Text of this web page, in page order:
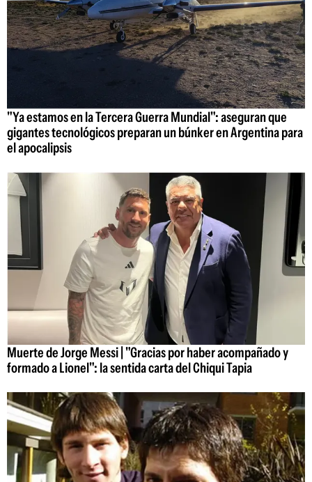
"Ya estamos en la Tercera Guerra Mundial": aseguran que
gigantes tecnológicos preparan un búnker en Argentina para
el apocalipsis
Muerte de Jorge Messi | "Gracias por haber acompañado y
formado a Lionel": la sentida carta del Chiqui Tapia